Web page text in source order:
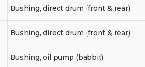
Bushing, direct drum (front & rear)
Bushing, direct drum (front & rear)
Bushing, oil pump (babbit)